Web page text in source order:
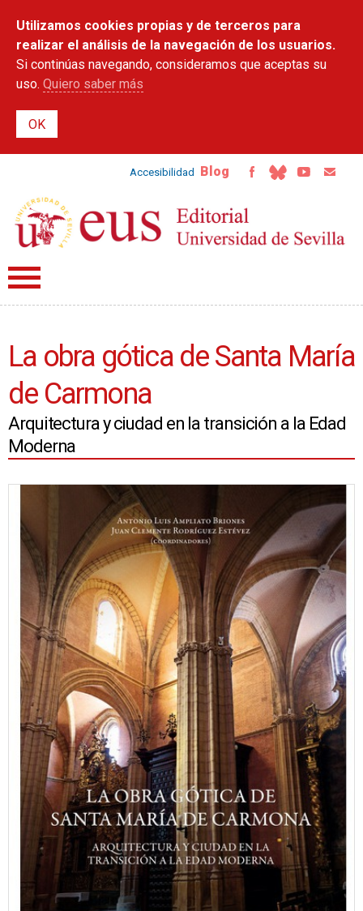
contenido
principal
Utilizamos cookies propias y de terceros para
realizar el análisis de la navegación de los usuarios.
Si continúas navegando, consideramos que aceptas su
uso. Quiero saber más
Accesibilidad Blog
La obra gótica de Santa María
de Carmona
Arquitectura y ciudad en la transición a la Edad
Moderna